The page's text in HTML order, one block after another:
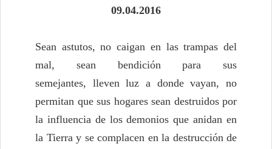
09.04.2016
Sean astutos, no caigan en las trampas del
mal, sean bendición para sus
semejantes, lleven luz a donde vayan, no
permitan que sus hogares sean destruidos por
la influencia de los demonios que anidan en
la Tierra y se complacen en la destrucción de